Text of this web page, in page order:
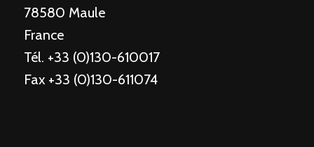
78580 Maule
France
Tél. +33 (0)130-610017
Fax +33 (0)130-611074